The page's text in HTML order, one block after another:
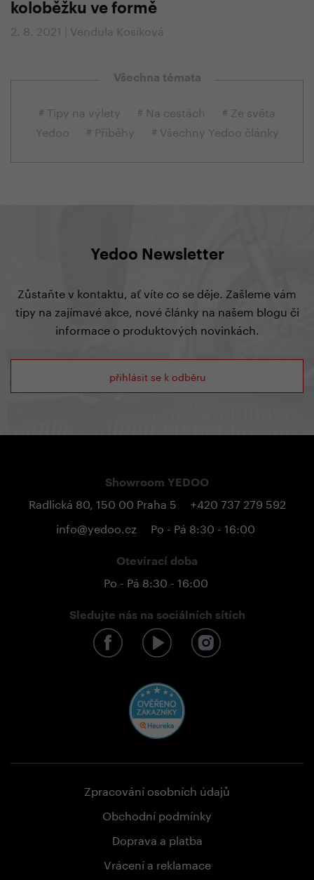
koloběžku ve formě
2. 8. 2021 | Vendula Kosíková
Všechna témata
# Tipy na výlety # Na cestách
# Ze světa
Yedoo
# Příběhy # Všechny Yedoo články
Yedoo Newsletter
Zůstaňte v kontaktu, ať víte co se děje. Zašleme vám
tipy na zajímavé akce, nové články na našem blogu či
informace o produktových novinkách.
přihlásit se k odběru
Showroom YEDOO
Radlická 80, 150 00 Praha 5
+420 737 279 592
info@yedoo.cz
Po - Pá 8:30 - 16:00
Otevírací doba
Po - Pá 8:30 - 16:00
Sledujte nás na sociálních sítích
Zpracování osobních údajů
Obchodní podmínky
Doprava a platba
Vrácení a reklamace